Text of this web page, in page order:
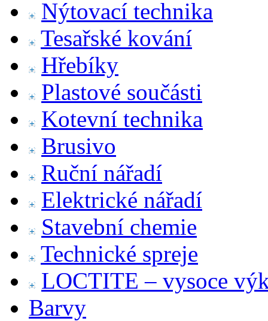
Nýtovací technika
Tesařské kování
Hřebíky
Plastové součásti
Kotevní technika
Brusivo
Ruční nářadí
Elektrické nářadí
Stavební chemie
Technické spreje
LOCTITE – vysoce
Barvy